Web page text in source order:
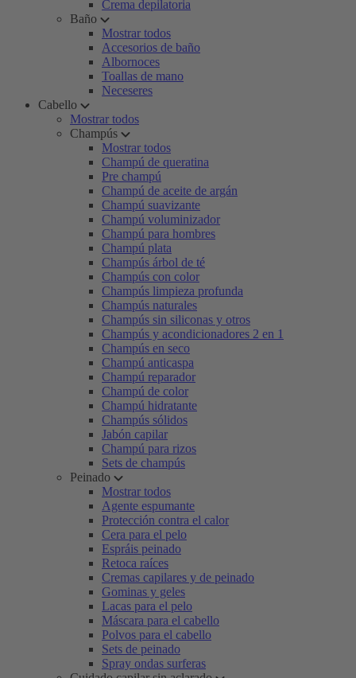
Crema depilatoria
Baño
Mostrar todos
Accesorios de baño
Albornoces
Toallas de mano
Neceseres
Cabello
Mostrar todos
Champús
Mostrar todos
Champú de queratina
Pre champú
Champú de aceite de argán
Champú suavizante
Champú voluminizador
Champú para hombres
Champú plata
Champús árbol de té
Champús con color
Champús limpieza profunda
Champús naturales
Champús sin siliconas y otros
Champús y acondicionadores 2 en 1
Champús en seco
Champú anticaspa
Champú reparador
Champú de color
Champú hidratante
Champús sólidos
Jabón capilar
Champú para rizos
Sets de champús
Peinado
Mostrar todos
Agente espumante
Protección contra el calor
Cera para el pelo
Espráis peinado
Retoca raíces
Cremas capilares y de peinado
Gominas y geles
Lacas para el pelo
Máscara para el cabello
Polvos para el cabello
Sets de peinado
Spray ondas surferas